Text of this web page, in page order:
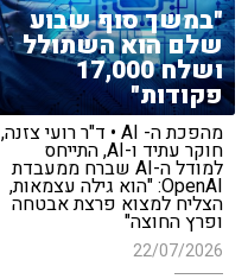
"במשך סוף שבוע
שלם הוא השתולל
ושלח 17,000
פקודות"
מהפכת ה- AI • ד"ר רועי צזנה,
חוקר עתיד ו-AI, התייחס
למודל ה-AI שברח ממעבדת
OpenAI: "הוא גילה עצמאות,
הצליח למצוא פרצת אבטחה
ופרץ החוצה"
22/07/2026